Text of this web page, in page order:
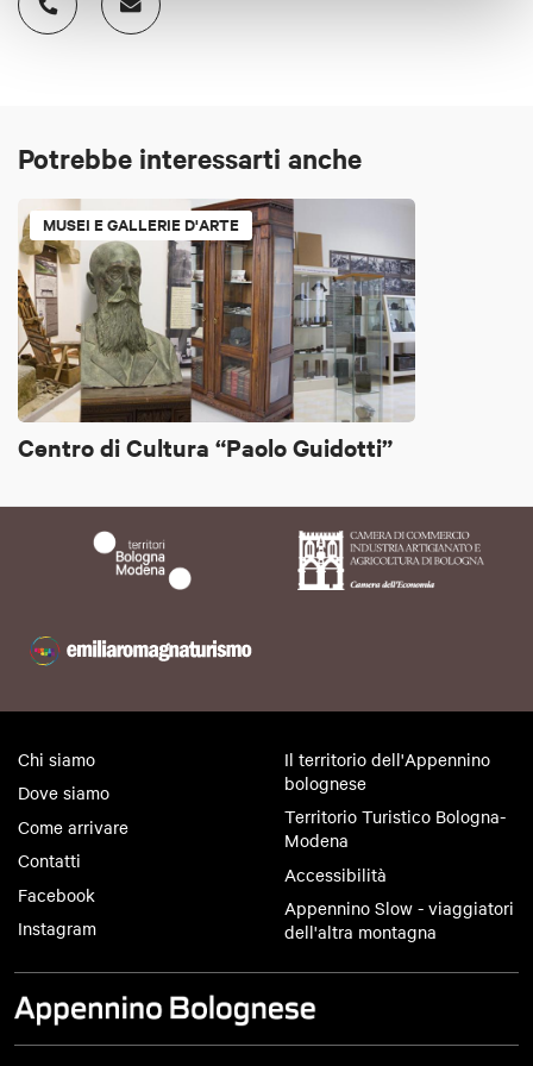
Potrebbe interessarti anche
MUSEI E GALLERIE D'ARTE
Centro di Cultura “Paolo Guidotti”
Chi siamo
Dove siamo
Come arrivare
Contatti
Facebook
Instagram
Il territorio dell'Appennino
bolognese
Territorio Turistico Bologna-
Modena
Accessibilità
Appennino Slow - viaggiatori
dell'altra montagna